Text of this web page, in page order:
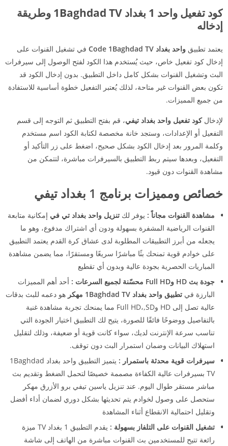
كود تفعيل واحد 1 بغداد 1Baghdad TV وطريقة
إدخاله
يعتمد تطبيق واحد بغداد Code 1Baghdad TV
في تشغيل القنوات على
إدخال كود تفعيل خاص، حيث يُستخدم هذا الكود لفتح الوصول إلى سيرفرات
البث وتشغيل القنوات بشكل كامل داخل التطبيق. بدون إدخال الكود قد
تكون بعض القنوات غير متاحة، لذلك يُعتبر التفعيل خطوة أساسية للاستفادة
من جميع المميزات.
لإدخالكود تفعيل واحد بغداد تيفي، قم بفتح التطبيق ثم التوجه إلى قسم
التفعيل أو الإعدادات، وستجد خانة مخصصة لكتابة الكود اسم مستخدم
وكلمة المرور بعد إدخال الكود بشكل صحيح، اضغط على زر التأكيد أو
التفعيل، وبعدها سيتم ربط التطبيق بالسيرفرات مباشرة، لتتمكن من
مشاهدة القنوات دون قيود.
خصائص ومميزات برنامج 1 بغداد تيفي
مشاهدة القنوات مجاناً : يوفر لك تنزيل واحد بغداد تي في إمكانية متابعة
القنوات الرياضية المشفرة بسهولة ودون أي اشتراك مدفوع، وهو ما
يجعله من أبرز التطبيقات المطلوبة لدى عشاق كرة القدم يعتمد التطبيق
على خوادم قوية تمنحك بثًا مباشرًا سريعًا ومستقرًا، مما يضمن مشاهدة
المباريات الحصرية بجودة عالية وبدون أي تقطيع
جودة بث HD وFull HD محسّنة لجميع السرعات :
أحد أهم المميزات
البارزة في تطبيق واحد بغداد 1Baghdad TV مهكر
هو دعمه للبث بدقات
عالية تصل إلى HD وFull HD،,SD مما يمنحك تجربة مشاهدة غنية
بالتفاصيل ووضوحًا فائقًا للصورة، يتيح لك التطبيق اختيار الجودة التي
تناسب سرعة الإنترنت لديك، سواء كانت قوية أو ضعيفة، وذلك لتقليل
استهلاك البيانات وضمان استمرار البث دون توقف.
سيرفرات قوية محدثة باستمرار :
يتميز التطبيق واحد بغداد 1Baghdad
TV بسيرفرات عالية الكفاءة مصممة خصيصًا لتحمل الضغط وتقديم بث
مباشر مستقر طوال اليوم. عند تنزيل ياسين تيفي برو الأزرق مهكر
ستحصل على وصول لخوادم يتم تحديثها بشكل دوري لضمان أداء أفضل
وتقليل احتمالية الانقطاع أثناء المشاهدة
تشغيل القنوات على التلفاز بسهولة :
يقدم التطبيق 1 بغداد TV ميزة
رائعة تتيح للمستخدمين بث القنوات مباشرة من الهاتف إلى شاشة